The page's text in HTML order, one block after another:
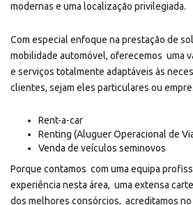
modernas e uma localização privilegiada.
Com especial enfoque na prestação de
mobilidade automóvel, oferecemos uma
e serviços totalmente adaptáveis às
clientes, sejam eles particulares ou
Rent-a-car
Renting (Aluguer Operacional de
Venda de veículos seminovos
Porque contamos com uma equipa
experiência nesta área, uma extensa
dos melhores consórcios, acreditamos